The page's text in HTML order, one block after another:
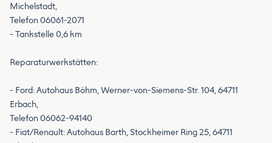
Michelstadt,
Telefon 06061-2071
- Tankstelle 0,6 km
Reparaturwerkstätten:
- Ford: Autohaus Böhm, Werner-von-Siemens-Str. 104, 64711
Erbach,
Telefon 06062-94140
- Fiat/Renault: Autohaus Barth, Stockheimer Ring 25, 64711